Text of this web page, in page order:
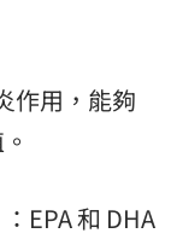
作用，能夠
EPA 和 DHA